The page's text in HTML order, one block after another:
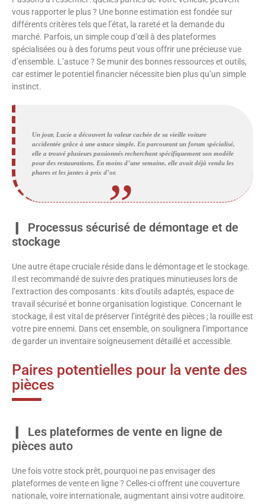
vous rapporter le plus ? Une bonne estimation est fondée sur
différents critères tels que l’état, la rareté et la demande du
marché. Parfois, un simple coup d’œil à des plateformes
spécialisées ou à des forums peut vous offrir une précieuse vue
d’ensemble. L’astuce ? Se munir des bonnes ressources et outils,
car estimer le potentiel financier nécessite bien plus qu’un simple
instinct.
Un jour, Lucie a découvert la valeur cachée de sa vieille voiture
accidentée grâce à une astuce simple. En parcourant un forum spécialisé,
elle a trouvé plusieurs passionnés recherchant spécifiquement son modèle
pour des restaurations. En moins d’une semaine, elle avait déjà vendu les
phares et les jantes à prix d’or.
Processus sécurisé de démontage et de
stockage
Une autre étape cruciale réside dans le démontage et le stockage.
Il est recommandé de suivre des pratiques minutieuses lors de
l’extraction des composants : kits d’outils adaptés, espace de
travail sécurisé et bonne organisation logistique. Concernant le
stockage, il est vital de préserver l’intégrité des pièces ; la rouille est
votre pire ennemi. Dans cet ensemble, on soulignera l’importance
de garder un inventaire soigneusement détaillé et accessible.
Paires potentielles pour la vente des
pièces
Les plateformes de vente en ligne de
pièces auto
Une fois votre stock prêt, pourquoi ne pas envisager des
plateformes de vente en ligne ? Celles-ci offrent une couverture
nationale, voire internationale, augmentant ainsi votre auditoire.